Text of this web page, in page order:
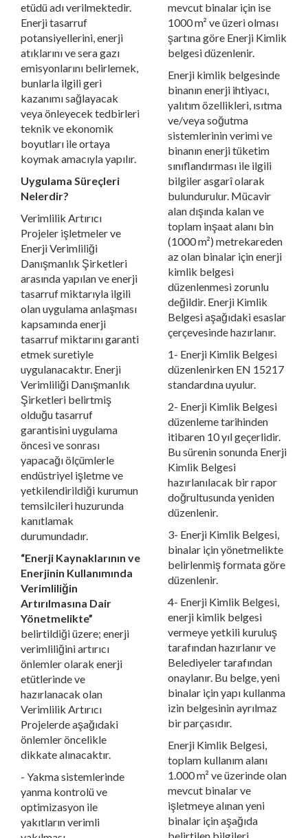
etüdü adı verilmektedir.
Enerji tasarruf
potansiyellerini, enerji
atıklarını ve sera gazı
emisyonlarını belirlemek,
bunlarla ilgili geri
kazanımı sağlayacak
veya önleyecek tedbirleri
teknik ve ekonomik
boyutları ile ortaya
koymak amacıyla yapılır.
Uygulama Süreçleri
Nelerdir?
Verimlilik Artırıcı
Projeler işletmeler ve
Enerji Verimliliği
Danışmanlık Şirketleri
arasında yapılan ve enerji
tasarruf miktarıyla ilgili
olan uygulama anlaşması
kapsamında enerji
tasarruf miktarını garanti
etmek suretiyle
uygulanacaktır. Enerji
Verimliliği Danışmanlık
Şirketleri belirtmiş
olduğu tasarruf
garantisini uygulama
öncesi ve sonrası
yapacağı ölçümlerle
endüstriyel işletme ve
yetkilendirildiği kurumun
temsilcileri huzurunda
kanıtlamak
durumundadır.
“Enerji Kaynaklarının ve
Enerjinin Kullanımında
Verimliliğin
Artırılmasına Dair
Yönetmelikte”
belirtildiği üzere; enerji
verimliliğini artırıcı
önlemler olarak enerji
etütlerinde ve
hazırlanacak olan
Verimlilik Artırıcı
Projelerde aşağıdaki
önlemler öncelikle
dikkate alınacaktır.
- Yakma sistemlerinde
yanma kontrolü ve
optimizasyon ile
yakıtların verimli
mevcut binalar için ise
1000 m² ve üzeri olması
şartına göre Enerji Kimlik
belgesi düzenlenir.
Enerji kimlik belgesinde
binanın enerji ihtiyacı,
yalıtım özellikleri, ısıtma
ve/veya soğutma
sistemlerinin verimi ve
binanın enerji tüketim
sınıflandırması ile ilgili
bilgiler asgarî olarak
bulundurulur. Mücavir
alan dışında kalan ve
toplam inşaat alanı bin
(1000 m²) metrekareden
az olan binalar için enerji
kimlik belgesi
düzenlenmesi zorunlu
değildir. Enerji Kimlik
Belgesi aşağıdaki esaslar
çerçevesinde hazırlanır.
1- Enerji Kimlik Belgesi
düzenlenirken EN 15217
standardına uyulur.
2- Enerji Kimlik Belgesi
düzenleme tarihinden
itibaren 10 yıl geçerlidir.
Bu sürenin sonunda Enerji
Kimlik Belgesi
hazırlanılacak bir rapor
doğrultusunda yeniden
düzenlenir.
3- Enerji Kimlik Belgesi,
binalar için yönetmelikte
belirlenmiş formata göre
düzenlenir.
4- Enerji Kimlik Belgesi,
enerji kimlik belgesi
vermeye yetkili kuruluş
tarafından hazırlanır ve
Belediyeler tarafından
onaylanır. Bu belge, yeni
binalar için yapı kullanma
izin belgesinin ayrılmaz
bir parçasıdır.
Enerji Kimlik Belgesi,
toplam kullanım alanı
1.000 m² ve üzerinde olan
mevcut binalar ve
işletmeye alınan yeni
binalar için aşağıda